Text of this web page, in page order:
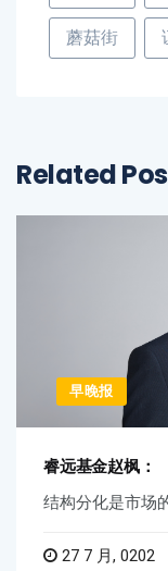
蘑菇街
Related
早晚报
睿远基金赵枫：
结构分化是市场
27 7 月, 0202